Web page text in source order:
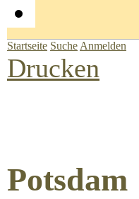
Startseite Suche Anmelden
Drucken
Potsdam